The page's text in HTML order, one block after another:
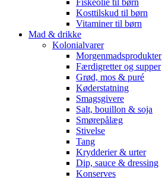
Fiskeolie til børn
Kosttilskud til børn
Vitaminer til børn
Mad & drikke
Kolonialvarer
Morgenmadsprodukter
Færdigretter og supper
Grød, mos & puré
Køderstatning
Smagsgivere
Salt, bouillon & soja
Smørepålæg
Stivelse
Tang
Krydderier & urter
Dip, sauce & dressing
Konserves